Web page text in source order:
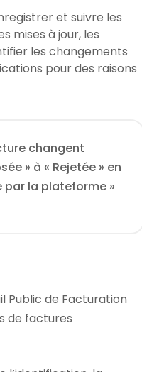
et suivre les
mises à jour, les
les changements
pour des raisons
changent
» à « Rejetée » en
par la plateforme »
Public de Facturation
de factures